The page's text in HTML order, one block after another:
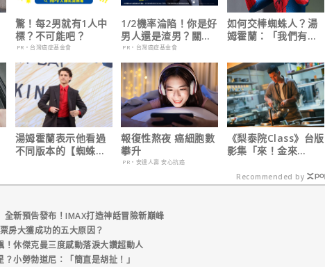
驚！每2男就有1人中
標？不可能吧？
PR・台灣癌症基金會
1/2機率淪陷！你是好
男人還是渣男？關鍵
在這
PR・台灣癌症基金會
如何交棒蜘蛛人？湯
姆霍蘭：「我們有一
湯姆霍蘭表示他看過
不同版本的【蜘蛛
報復性熬夜 癌細胞數
攀升
PR・安達人壽 安心抗癌
《梨泰院Class》台版
影集「來！金來
上線
Recommended by
全新預告發布！IMAX打造神話冒險新巔峰
房大獲成功的五大原因？
！休傑克曼三度感動落淚大讚超動人
小勞勃道尼：「簡直是胡扯！」